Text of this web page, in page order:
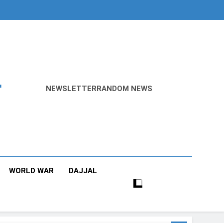
NEWSLETTERRANDOM NEWS
WORLD WAR DAJJAL